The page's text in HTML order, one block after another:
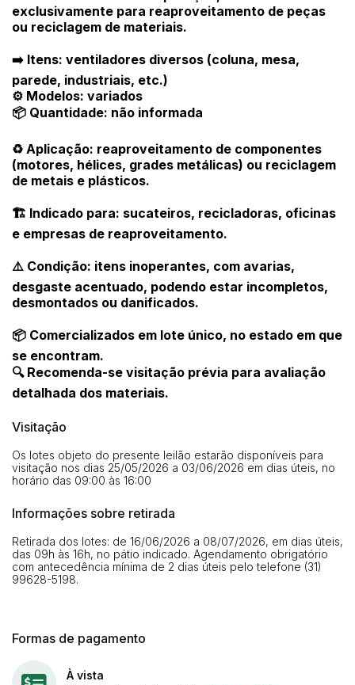
exclusivamente para reaproveitamento de peças
ou reciclagem de materiais.
➡️ Itens: ventiladores diversos (coluna, mesa,
parede, industriais, etc.)
⚙️ Modelos: variados
📦 Quantidade: não informada
♻️ Aplicação: reaproveitamento de componentes
(motores, hélices, grades metálicas) ou reciclagem
de metais e plásticos.
🏗️ Indicado para: sucateiros, recicladoras, oficinas
e empresas de reaproveitamento.
⚠️ Condição: itens inoperantes, com avarias,
desgaste acentuado, podendo estar incompletos,
desmontados ou danificados.
📦 Comercializados em lote único, no estado em que
se encontram.
🔍 Recomenda-se visitação prévia para avaliação
detalhada dos materiais.
Visitação
Os lotes objeto do presente leilão estarão disponíveis para
visitação nos dias 25/05/2026 a 03/06/2026 em dias úteis, no
horário das 09:00 às 16:00
Informações sobre retirada
Retirada dos lotes: de 16/06/2026 a 08/07/2026, em dias úteis,
das 09h às 16h, no pátio indicado. Agendamento obrigatório
com antecedência mínima de 2 dias úteis pelo telefone (31)
99628-5198.
Formas de pagamento
À vista
Envie sua Proposta
Histórico de Propostas
Data Usuário
14/04/2025 18:43:11
14/04/2025 18:43:11
Clique aqui para fazer login
Habilite-se para efetuar lances ou
propostas